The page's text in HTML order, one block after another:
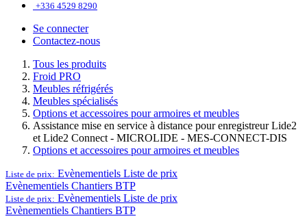
+336 4529 8290
Se connecter
Contactez-nous
Tous les produits
Froid PRO
Meubles réfrigérés
Meubles spécialisés
Options et accessoires pour armoires et meubles
Assistance mise en service à distance pour enregistreur Lide2
et Lide2 Connect - MICROLIDE - MES-CONNECT-DIS
Options et accessoires pour armoires et meubles
Liste de prix: Evènementiels Liste de prix
Evènementiels Chantiers BTP
Liste de prix: Evènementiels Liste de prix
Evènementiels Chantiers BTP